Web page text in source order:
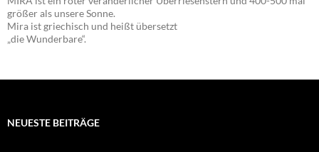
größer als unsere Sonne.
Mira ist griechisch und heißt übersetzt
„die Wunderbare“.
NEUESTE BEITRÄGE